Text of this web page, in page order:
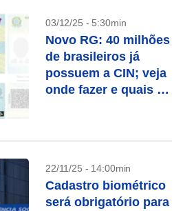
03/12/25 - 5:30min
Novo RG: 40 milhões
de brasileiros já
possuem a CIN; veja
onde fazer e quais as
22/11/25 - 14:00min
Cadastro biométrico
será obrigatório para